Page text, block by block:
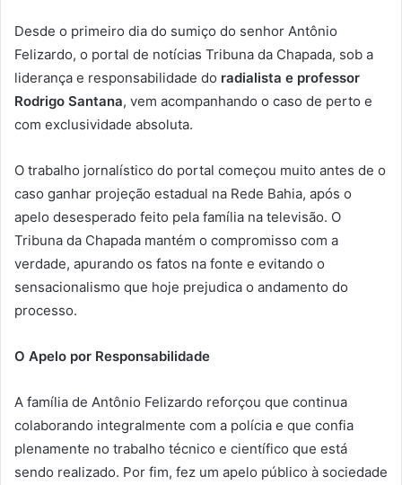
Desde o primeiro dia do sumiço do senhor Antônio
Felizardo, o portal de notícias Tribuna da Chapada, sob a
liderança e responsabilidade do radialista e professor
Rodrigo Santana, vem acompanhando o caso de perto e
com exclusividade absoluta.
O trabalho jornalístico do portal começou muito antes de o
caso ganhar projeção estadual na Rede Bahia, após o
apelo desesperado feito pela família na televisão. O
Tribuna da Chapada mantém o compromisso com a
verdade, apurando os fatos na fonte e evitando o
sensacionalismo que hoje prejudica o andamento do
processo.
O Apelo por Responsabilidade
A família de Antônio Felizardo reforçou que continua
colaborando integralmente com a polícia e que confia
plenamente no trabalho técnico e científico que está
sendo realizado. Por fim, fez um apelo público à sociedade